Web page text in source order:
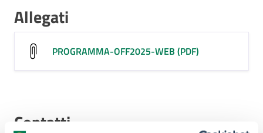
Allegati
PROGRAMMA-OFF2025-WEB (PDF)
Contatti